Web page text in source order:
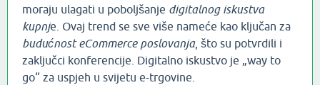
moraju ulagati u poboljšanje digitalnog iskustva
kupnje. Ovaj trend se sve više nameće kao ključan za
budućnost eCommerce poslovanja, što su potvrdili i
zaključci konferencije. Digitalno iskustvo je „way to
go“ za uspjeh u svijetu e-trgovine.